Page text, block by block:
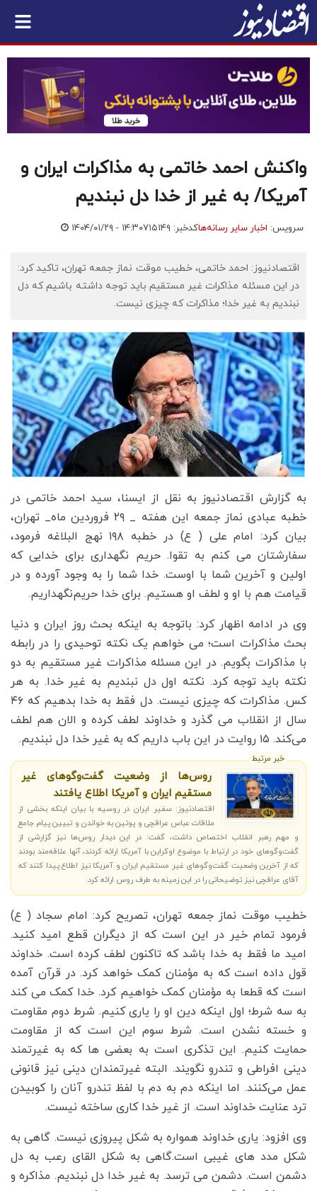
واکنش احمد خاتمی به مذاکرات ایران و
آمریکا/ به غیر از خدا دل نبندیم
سرویس: اخبار سایر رسانه‌هاکدخبر: ۷۱۵۱۴۹ ۱۴۰۴/۰۱/۲۹ - ۱۴:۳۰
اقتصادنیوز: احمد خاتمی، خطیب موقت نماز جمعه تهران، تاکید کرد:
در این مسئله مذاکرات غیر مستقیم باید توجه داشته باشیم که دل
نبندیم به غیر خدا؛ مذاکرات که چیزی نیست.
به گزارش اقتصادنیوز به نقل از ایسنا، سید احمد خاتمی در
خطبه عبادی نماز جمعه این هفته _ ۲۹ فروردین ماه_ تهران،
بیان کرد: امام علی ( ع) در خطبه ۱۹۸ نهج البلاغه فرمود،
سفارشتان می کنم به تقوا. حریم نگهداری برای خدایی که
اولین و آخرین شما با اوست. خدا شما را به وجود آورده و در
قیامت هم با او و لطف او هستیم. برای خدا حریم‌نگهداریم.
وی در ادامه اظهار کرد: باتوجه به اینکه بحث روز ایران و دنیا
بحث مذاکرات است؛ می خواهم یک نکته توحیدی را در رابطه
با مذاکرات بگویم. در این مسئله مذاکرات غیر مستقیم به دو
نکته باید توجه کرد. نکته اول دل نبندیم به غیر خدا. به هر
کس. مذاکرات که چیزی نیست. دل فقط به خدا بدهیم که ۴۶
سال از انقلاب می گذرد و خداوند لطف کرده و الان هم لطف
می‌کند. ۱۵ روایت در این باب داریم که به غیر خدا دل نبندیم.
خبر مرتبط
روس‌ها از وضعیت گفت‌وگوهای غیر
مستقیم ایران و آمریکا اطلاع یافتند
اقتصادنیوز: سفیر ایران در روسیه با بیان اینکه بخشی از
ملاقات عباس عراقچی و پوتین به خواندن و تبیین پیام جامع
و مهم رهبر انقلاب اختصاص داشت، گفت: در این دیدار روس‌ها نیز گزارشی از
گفت‌وگوهای خود در ارتباط با موضوع اوکراین با آمریکا ارائه کردند، آنها علاقه‌مند بودند
که از آخرین وضعیت گفت‌وگوهای غیر مستقیم ایران و آمریکا نیز اطلاع پیدا کنند که
آقای عراقچی نیز توضیحاتی را در این زمینه به طرف روس ارائه کرد.
خطیب موقت نماز جمعه تهران، تصریح کرد: امام سجاد ( ع)
فرمود تمام خیر در این است که از دیگران قطع امید کنید.
امید ما فقط به خدا باشد که تاکنون لطف کرده است. خداوند
قول داده است که به مؤمنان کمک خواهد کرد. در قرآن آمده
است که قطعا به مؤمنان کمک خواهیم کرد. خدا کمک می کند
به سه شرط؛ اول اینکه دین او را یاری کنیم. شرط دوم مقاومت
و خسته نشدن است. شرط سوم این است که از مقاومت
حمایت کنیم. این تذکری است به بعضی ها که به غیرتمند
دینی افراطی و تندرو نگویند. البته غیرتمندان دینی نیز قانونی
عمل می‌کنند. اما اینکه دم به دم با لفظ تندرو آنان را کوبیدن
ترد عنایت خداوند است. از غیر خدا کاری ساخته نیست.
وی افزود: یاری خداوند همواره به شکل پیروزی نیست. گاهی به
شکل مدد های غیبی است.گاهی به شکل القای رعب به دل
دشمن است. دشمن می ترسد. به غیر خدا دل نبندیم. مذاکره و